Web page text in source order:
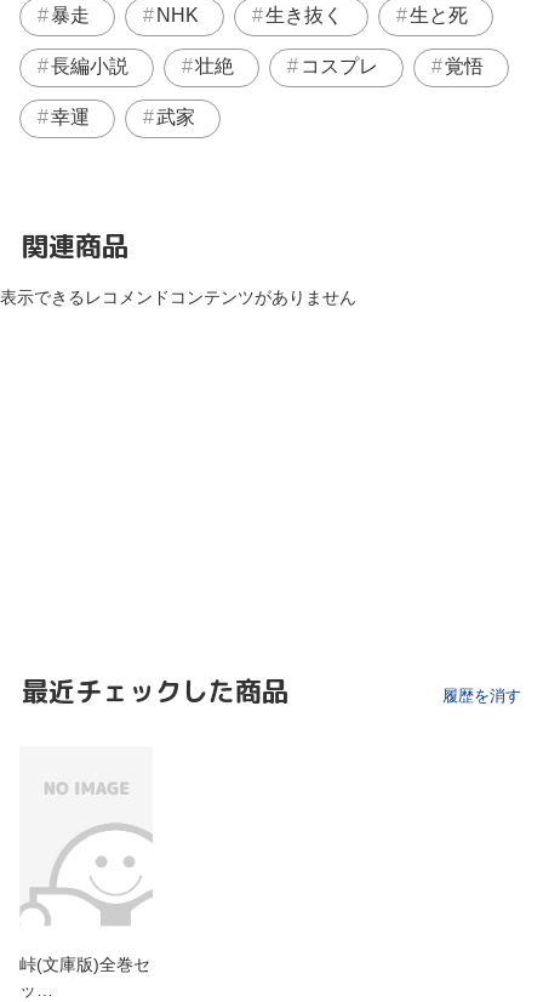
暴走 NHK 生き抜く 生と死
長編小説 壮絶 コスプレ 覚悟
幸運 武家
関連商品
表示できるレコメンドコンテンツがありません
最近チェックした商品 履歴を消す
峠(文庫版)全巻セ
ッ…